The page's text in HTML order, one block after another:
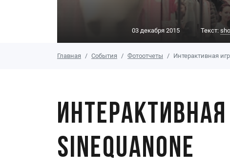
03 декабря 2015 Текст:
Главная События Фотоотчеты Интерактивная
Sinequanone